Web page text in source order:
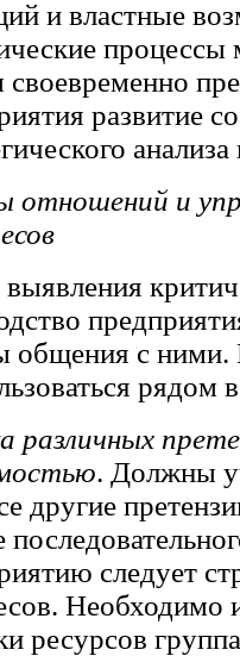
и властные
развитие
и
общения с ними.
рядом
различных
. Должны
другие
следует
Необходимо
ресурсов